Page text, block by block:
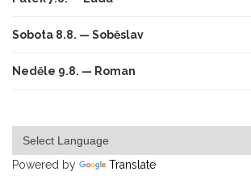
Sobota 8.8. — Soběslav
Neděle 9.8. — Roman
Powered by Translate